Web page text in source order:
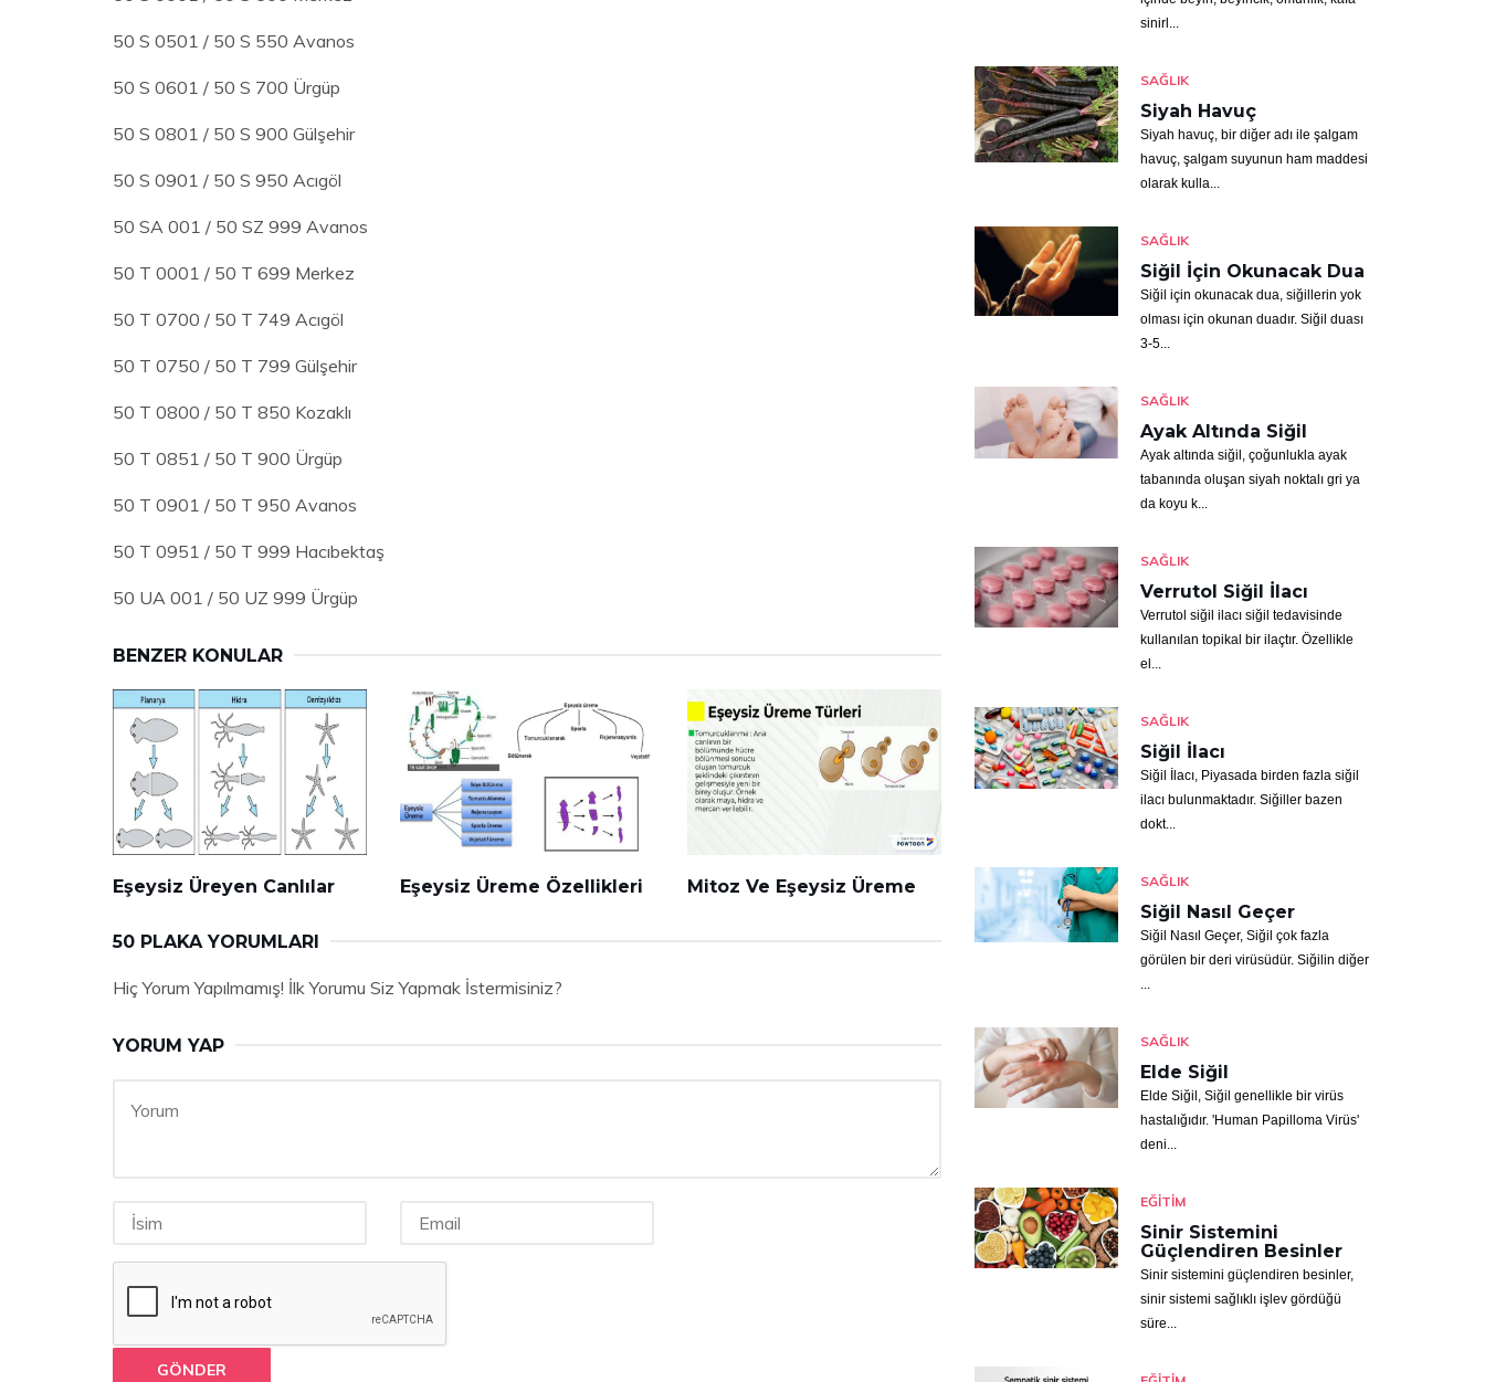
50 S 0501 / 50 S 550 Avanos
50 S 0601 / 50 S 700 Ürgüp
50 S 0801 / 50 S 900 Gülşehir
50 S 0901 / 50 S 950 Acıgöl
50 SA 001 / 50 SZ 999 Avanos
50 T 0001 / 50 T 699 Merkez
50 T 0700 / 50 T 749 Acıgöl
50 T 0750 / 50 T 799 Gülşehir
50 T 0800 / 50 T 850 Kozaklı
50 T 0851 / 50 T 900 Ürgüp
50 T 0901 / 50 T 950 Avanos
50 T 0951 / 50 T 999 Hacıbektaş
50 UA 001 / 50 UZ 999 Ürgüp
BENZER KONULAR
Eşeysiz Üreyen Canlılar Eşeysiz Üreme Özellikleri Mitoz Ve Eşeysiz Üreme
50 PLAKA YORUMLARI
Hiç Yorum Yapılmamış! İlk Yorumu Siz Yapmak İstermisiniz?
YORUM YAP
GÖNDER
sinirl...
SAĞLIK
Siyah Havuç
Siyah havuç, bir diğer adı ile şalgam
havuç, şalgam suyunun ham maddesi
olarak kulla...
SAĞLIK
Siğil İçin Okunacak Dua
Siğil için okunacak dua, siğillerin yok
olması için okunan duadır. Siğil duası
3-5...
SAĞLIK
Ayak Altında Siğil
Ayak altında siğil, çoğunlukla ayak
tabanında oluşan siyah noktalı gri ya
da koyu k...
SAĞLIK
Verrutol Siğil İlacı
Verrutol siğil ilacı siğil tedavisinde
kullanılan topikal bir ilaçtır. Özellikle
el...
SAĞLIK
Siğil İlacı
Siğil İlacı, Piyasada birden fazla siğil
ilacı bulunmaktadır. Siğiller bazen
dokt...
SAĞLIK
Siğil Nasıl Geçer
Siğil Nasıl Geçer, Siğil çok fazla
görülen bir deri virüsüdür. Siğilin diğer
...
SAĞLIK
Elde Siğil
Elde Siğil, Siğil genellikle bir virüs
hastalığıdır. 'Human Papilloma Virüs'
deni...
EĞITIM
Sinir Sistemini
Güçlendiren Besinler
Sinir sistemini güçlendiren besinler,
sinir sistemi sağlıklı işlev gördüğü
süre...